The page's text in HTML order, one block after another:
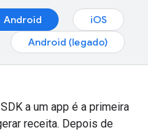
Android
iOS
Android (legado)
a um app é a primeira
receita. Depois de